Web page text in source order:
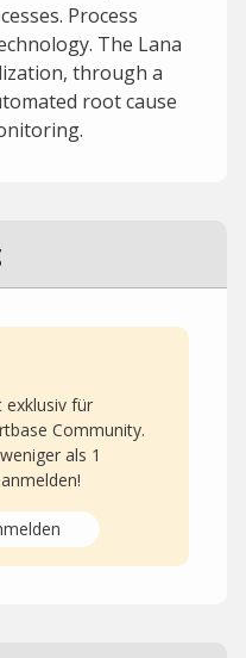
Process
The Lana
through a
root cause
exklusiv für
Community.
als 1